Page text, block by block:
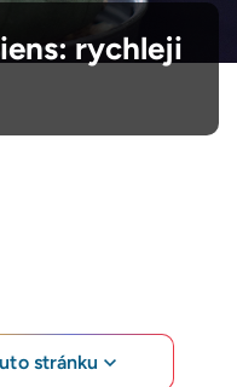
rychleji
stránku